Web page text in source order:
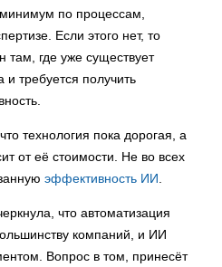
по процессам,
Если этого нет, то
где уже существует
требуется получить
технология пока дорогая, а
от её стоимости. Не во всех
эффективность ИИ
что автоматизация
компаний, и ИИ
Вопрос в том, принесёт